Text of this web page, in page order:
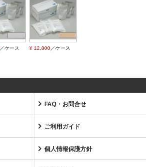
／ケース ¥ 12,800 ／ケース
FAQ・お問合せ
ご利用ガイド
個人情報保護方針